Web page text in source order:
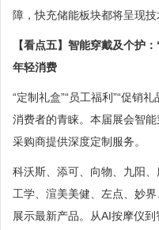
障，快充储能板块都将呈现技
【看点五】智能穿戴及个护
年轻消费
“定制礼盒”“员工福利”“促销
消费者的青睐。本届展会智
采购商提供深度定制服务。
科沃斯、添可、向物、九阳
工学、渲美美健、左点、妙
展示最新产品。从AI按摩仪